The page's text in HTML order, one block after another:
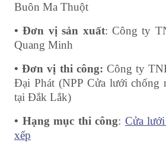
Buôn Ma Thuột
• Đơn vị sản xuất: Công ty
Quang Minh
• Đơn vị thi công: Công ty
Đại Phát (NPP Cửa lưới chống
tại Đắk Lắk)
• Hạng mục thi công: Cửa
xếp